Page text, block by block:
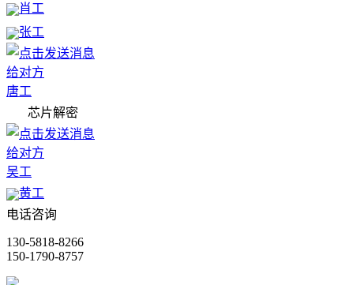
肖工
张工
唐工
芯片解密
吴工
黄工
电话咨询
130-5818-8266
150-1790-8757